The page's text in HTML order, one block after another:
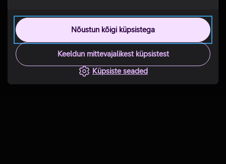
Nõustun kõigi küpsistega
Keeldun mittevajalikest küpsistest
Küpsiste seaded